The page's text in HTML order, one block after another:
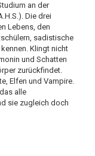
an der
Die drei
Lebens, den
sadistische
Klingt nicht
und Schatten
zurückfindet.
Elfen und Vampire.
alle
sie zugleich doch